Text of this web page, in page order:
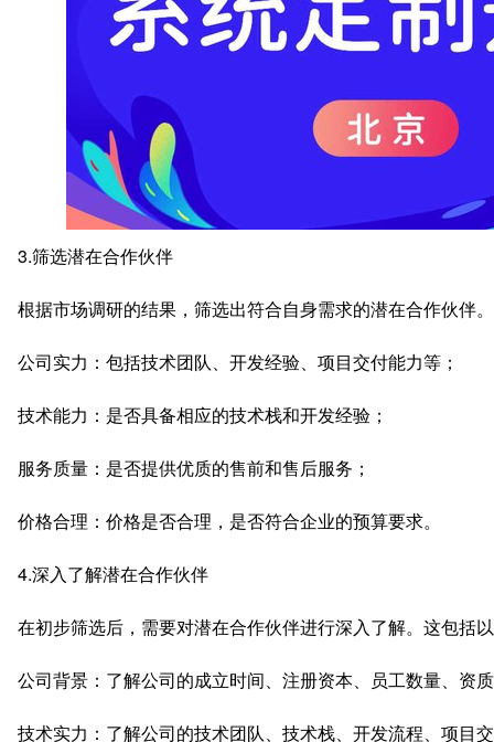
3.筛选潜在合作伙伴
根据市场调研的结果，筛选出符合自身需求的潜在合作伙伴
公司实力：包括技术团队、开发经验、项目交付能力等；
技术能力：是否具备相应的技术栈和开发经验；
服务质量：是否提供优质的售前和售后服务；
价格合理：价格是否合理，是否符合企业的预算要求。
4.深入了解潜在合作伙伴
在初步筛选后，需要对潜在合作伙伴进行深入了解。这包括
公司背景：了解公司的成立时间、注册资本、员工数量、资
技术实力：了解公司的技术团队、技术栈、开发流程、项目